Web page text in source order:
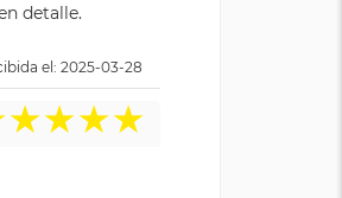
detalle.
el: 2025-03-28
★★★★